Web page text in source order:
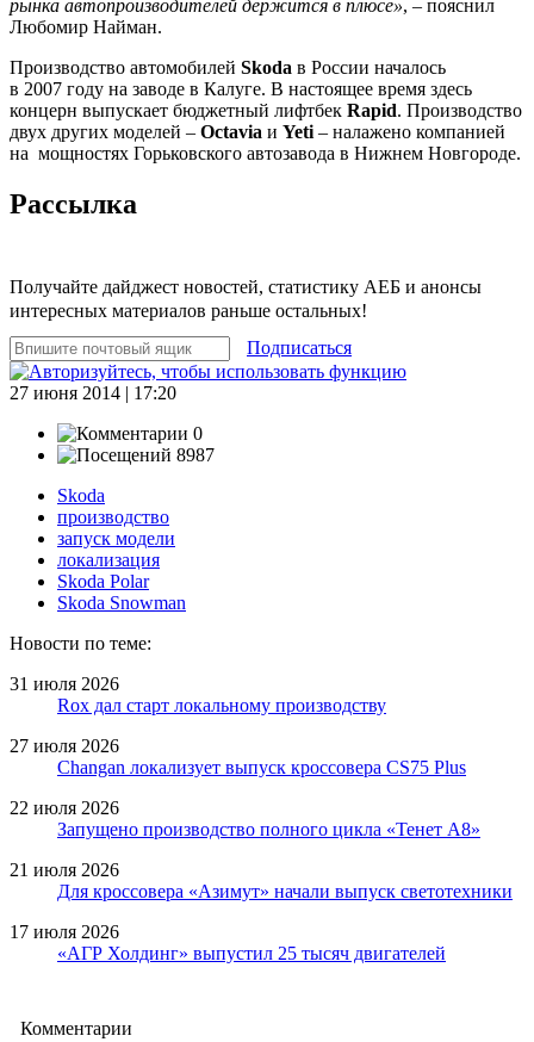
рынка автопроизводителей держится в плюсе», – пояснил
Любомир Найман.
Производство автомобилей Skoda в России началось
в 2007 году на заводе в Калуге. В настоящее время здесь
концерн выпускает бюджетный лифтбек Rapid. Производство
двух других моделей – Octavia и Yeti – налажено компанией
на мощностях Горьковского автозавода в Нижнем Новгороде.
Рассылка
Получайте дайджест новостей, статистику АЕБ и анонсы
интересных материалов раньше остальных!
Подписаться
27 июня 2014 | 17:20
0
8987
Skoda
производство
запуск модели
локализация
Skoda Polar
Skoda Snowman
Новости по теме:
31 июля 2026
Rox дал старт локальному производству
27 июля 2026
Changan локализует выпуск кроссовера CS75 Plus
22 июля 2026
Запущено производство полного цикла «Тенет A8»
21 июля 2026
Для кроссовера «Азимут» начали выпуск светотехники
17 июля 2026
«АГР Холдинг» выпустил 25 тысяч двигателей
Комментарии